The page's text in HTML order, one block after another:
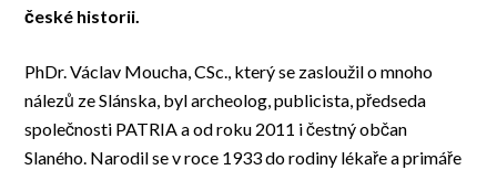
české historii.
PhDr. Václav Moucha, CSc., který se zasloužil o mnoho
nálezů ze Slánska, byl archeolog, publicista, předseda
společnosti PATRIA a od roku 2011 i čestný občan
Slaného. Narodil se v roce 1933 do rodiny lékaře a primáře